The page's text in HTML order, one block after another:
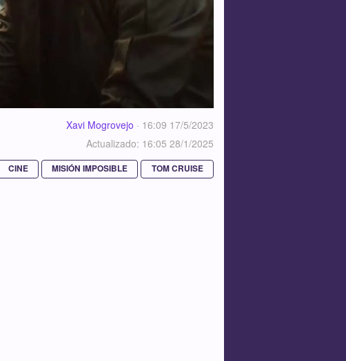
Xavi Mogrovejo · 16:09 17/5/2023
Actualizado: 16:05 28/1/2025
CINE MISIÓN IMPOSIBLE TOM CRUISE